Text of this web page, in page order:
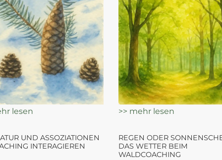
lesen >> mehr lesen
UND ASSOZIATIONEN
INTERAGIEREN
REGEN ODER
DAS WETTER BEIM
WALDCOACHING